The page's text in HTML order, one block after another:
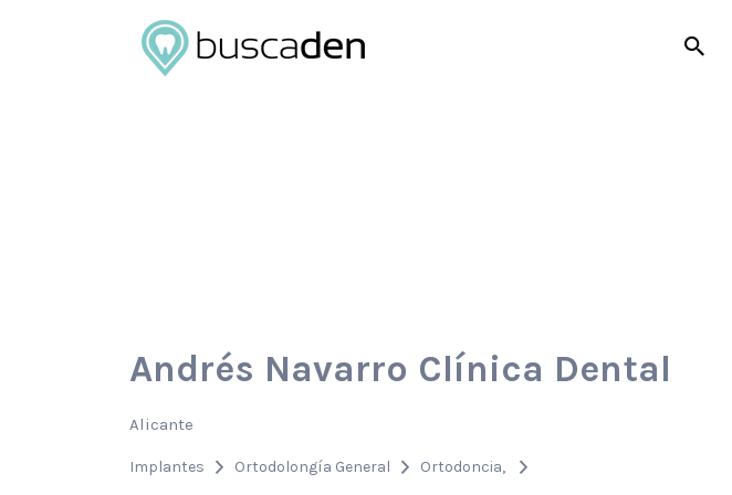
Buscar
por:
Andrés Navarro Clínica Dental
Alicante
Implantes Ortodolongía General Ortodoncia